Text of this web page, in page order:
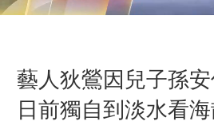
藝人狄鶯因兒子孫安
日前獨自到淡水看